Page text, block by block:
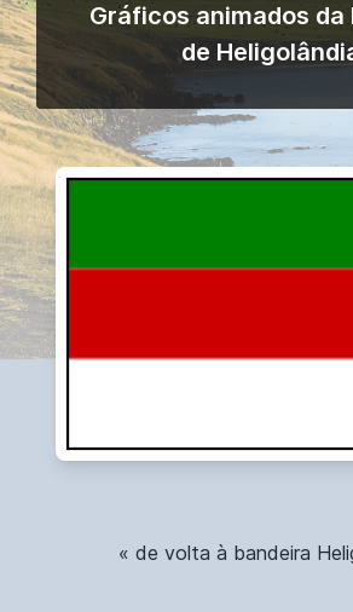
Gráficos animados da
de
« de volta à bandeira